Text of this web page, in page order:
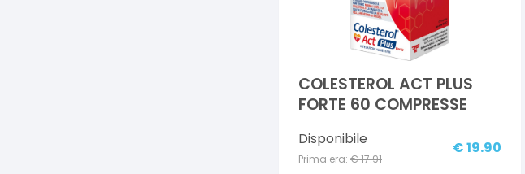
COLESTEROL ACT PLUS
FORTE 60 COMPRESSE
Disponibile
Prima era: €17.91
€19.90